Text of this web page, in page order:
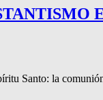
Santo: la